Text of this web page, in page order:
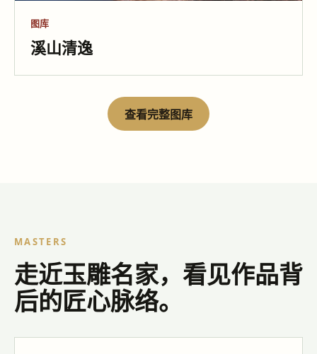
图库
溪山清逸
查看完整图库
MASTERS
走近玉雕名家，看见作品背
后的匠心脉络。